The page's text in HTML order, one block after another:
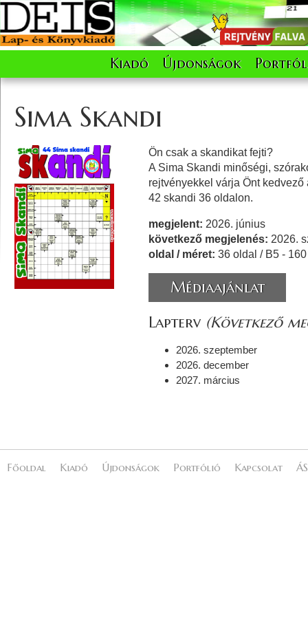
Kiadó Újdonságok
Sima Skandi
Ön csak a skandikat fejti?
A Sima Skandi minőségi,
rejtvényekkel várja Önt kedvező
42 skandi 36 oldalon.
megjelent: 2026. június
következő megjelenés: 2026.
oldal / méret: 36 oldal / B5 -
Médiaajánlat
Lapterv (Következő
2026. szeptember
2026. december
2027. március
Főoldal Kiadó Újdonságok Portfólió Kapcsolat